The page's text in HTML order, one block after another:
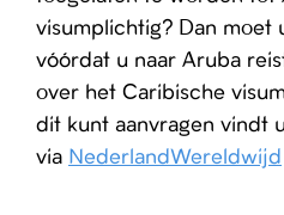
visumplichtig? Dan moet
vóórdat u naar Aruba
over het Caribische
dit kunt aanvragen vindt
via NederlandWereldwijd